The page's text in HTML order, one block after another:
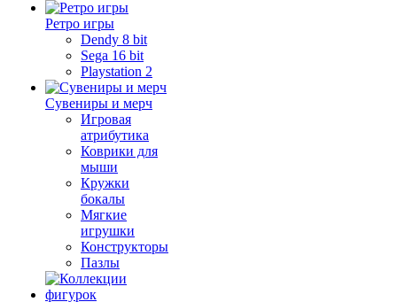
Ретро игры
Dendy 8 bit
Sega 16 bit
Playstation 2
Сувениры и мерч
Игровая
атрибутика
Коврики для
мыши
Кружки
бокалы
Мягкие
игрушки
Конструкторы
Пазлы